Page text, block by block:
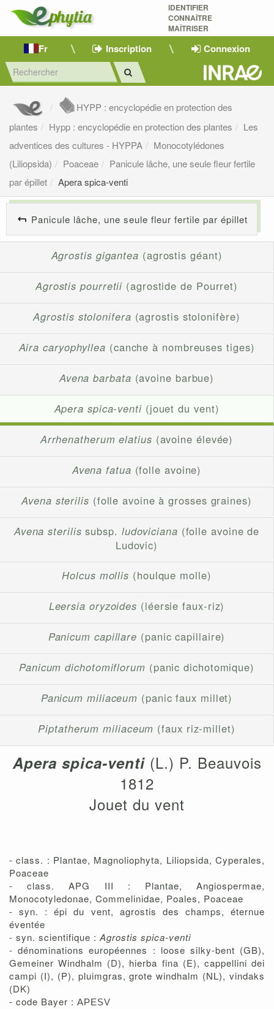
IDENTIFIER
CONNAÎTRE
MAÎTRISER
Fr Inscription Connexion
HYPP : encyclopédie en protection des
plantes
Hypp : encyclopédie en protection des plantes
Les
adventices des cultures - HYPPA
Monocotylédones
(Liliopsida)
Poaceae
Panicule lâche, une seule fleur fertile
par épillet
Apera spica-venti
Panicule lâche, une seule fleur fertile par épillet
Agrostis gigantea (agrostis géant)
Agrostis pourretii (agrostide de Pourret)
Agrostis stolonifera (agrostis stolonifère)
Aira caryophyllea (canche à nombreuses tiges)
Avena barbata (avoine barbue)
Apera spica-venti(jouet du vent)
Arrhenatherum elatius (avoine élevée)
Avena fatua (folle avoine)
Avena sterilis (folle avoine à grosses graines)
Avena sterilis subsp. ludoviciana (folle avoine de
Ludovic)
Holcus mollis (houlque molle)
Leersia oryzoides (léersie faux-riz)
Panicum capillare (panic capillaire)
Panicum dichotomiflorum (panic dichotomique)
Panicum miliaceum (panic faux millet)
Piptatherum miliaceum (faux riz-millet)
Apera spica-venti(L.) P. Beauvois
1812
Jouet du vent
- class. : Plantae, Magnoliophyta, Liliopsida, Cyperales,
Poaceae
- class. APG III : Plantae, Angiospermae,
Monocotyledonae, Commelinidae, Poales, Poaceae
- syn. : épi du vent, agrostis des champs, éternue
éventée
- syn. scientifique :Agrostis spica-venti
- dénominations européennes : loose silky-bent (GB),
Gemeiner Windhalm (D), hierba fina (E), cappellini dei
campi (I), (P), pluimgras, grote windhalm (NL), vindaks
(DK)
- code Bayer : APESV